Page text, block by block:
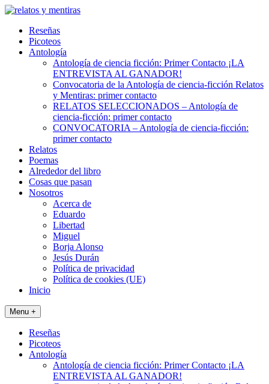
Skip
contentReseñas
Picoteos
Antología
Antología de ciencia ficción: Primer Contacto ¡LA
ENTREVISTA AL GANADOR!
Convocatoria de la Antología de ciencia-ficción Relatos
y Mentiras: primer contacto
RELATOS SELECCIONADOS – Antología de
ciencia-ficción: primer contacto
CONVOCATORIA – Antología de ciencia-ficción:
primer contacto
Relatos
Poemas
Alrededor del libro
Cosas que pasan
Nosotros
Acerca de
Eduardo
Libertad
Miguel
Borja Alonso
Jesús Durán
Política de privacidad
Política de cookies (UE)
Inicio
Menu +
Reseñas
Picoteos
Antología
Antología de ciencia ficción: Primer Contacto ¡LA
ENTREVISTA AL GANADOR!